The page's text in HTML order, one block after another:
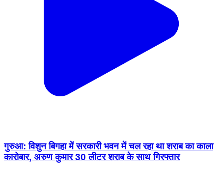
गुरुआ: विशुन बिगहा में सरकारी भवन में चल रहा था शराब का काला
कारोबार, अरुण कुमार 30 लीटर शराब के साथ गिरफ्तार